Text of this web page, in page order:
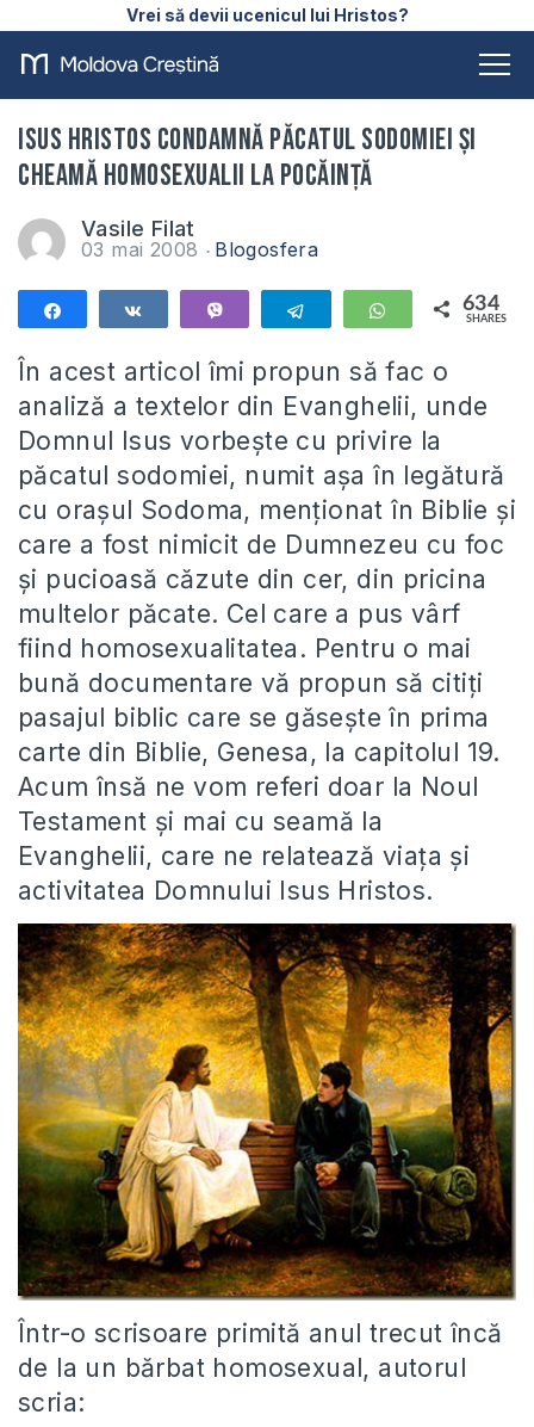
Vrei să devii ucenicul lui Hristos?
Isus Hristos condamnă păcatul sodomiei şi
cheamă homosexualii la pocăinţă
Vasile Filat
03 mai 2008 Blogosfera
Telegram WhatsApp
634
SHARES
În acest articol îmi propun să fac o
analiză a textelor din Evanghelii, unde
Domnul Isus vorbeşte cu privire la
păcatul sodomiei, numit aşa în legătură
cu oraşul Sodoma, menţionat în Biblie şi
care a fost nimicit de Dumnezeu cu foc
şi pucioasă căzute din cer, din pricina
multelor păcate. Cel care a pus vârf
fiind homosexualitatea. Pentru o mai
bună documentare vă propun să citiţi
pasajul biblic care se găseşte în prima
carte din Biblie, Genesa, la capitolul 19.
Acum însă ne vom referi doar la Noul
Testament şi mai cu seamă la
Evanghelii, care ne relatează viaţa şi
activitatea Domnului Isus Hristos.
Într-o scrisoare primită anul trecut încă
de la un bărbat homosexual, autorul
scria: